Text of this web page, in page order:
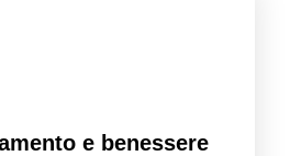
e benessere